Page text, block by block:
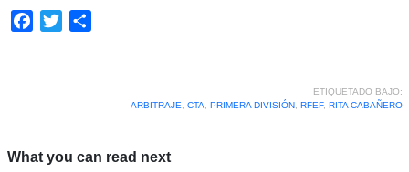
Facebook
Twitter
ETIQUETADO BAJO:
ARBITRAJE
CTA PRIMERA DIVISIÓN, RFEF, RITA CABAÑERO
What you can read next